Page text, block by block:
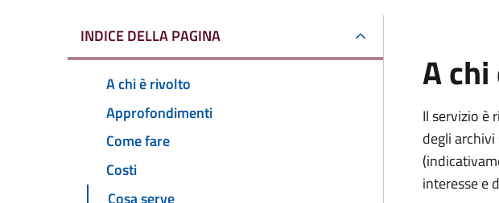
INDICE DELLA PAGINA
A chi è rivolto
Approfondimenti
Come fare
Costi
Cosa serve
A
Il servizio è
degli
interesse e